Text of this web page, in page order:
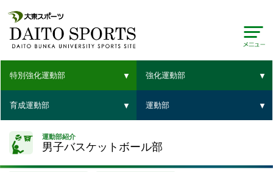
特別強化運動部 強化運動部
育成運動部 運動部
運動部紹介
男子バスケットボール部